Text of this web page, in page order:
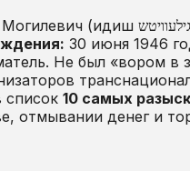
30 июня 1946
Не был «вором в
10 самых
отмывании денег и